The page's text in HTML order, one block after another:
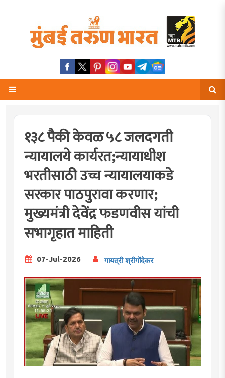
१३८ पैकी केवळ ५८ जलदगती
न्यायालये कार्यरत;न्यायाधीश
भरतीसाठी उच्च न्यायालयाकडे
सरकार पाठपुरावा करणार;
मुख्यमंत्री देवेंद्र फडणवीस यांची
सभागृहात माहिती
07-Jul-2026 गायत्री श्रीगोंदेकर